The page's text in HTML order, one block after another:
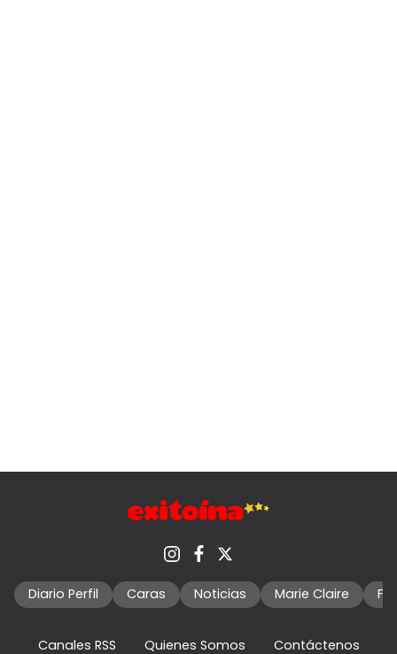
Diario Perfil Caras Noticias Marie Claire
Canales RSS Quienes Somos Contáctenos